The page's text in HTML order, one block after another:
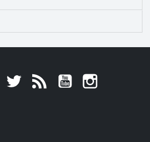
FacebookTwitterRss YouTube